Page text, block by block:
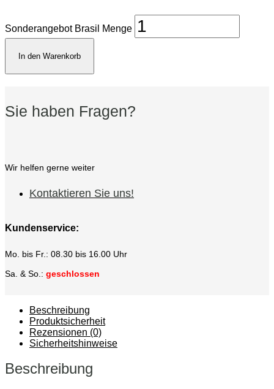
Sonderangebot Brasil Menge
In den Warenkorb
Sie haben Fragen?
Wir helfen gerne weiter
Kontaktieren Sie uns!
Kundenservice:
Mo. bis Fr.: 08.30 bis 16.00 Uhr
Sa. & So.: geschlossen
Beschreibung
Produktsicherheit
Rezensionen (0)
Sicherheitshinweise
Beschreibung